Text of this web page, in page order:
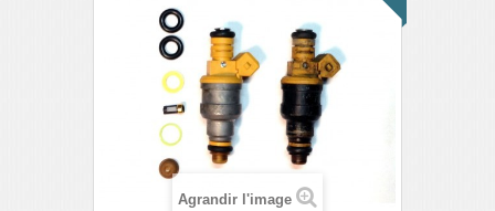
Agrandir l'image